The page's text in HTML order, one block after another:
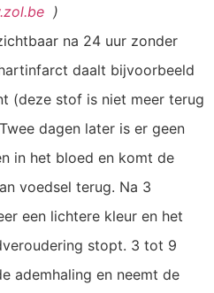
)
na 24 uur zonder
daalt bijvoorbeeld
(deze stof is niet meer terug
dagen later is er geen
in het bloed en komt de
voedsel terug. Na 3
een lichtere kleur en het
stopt. 3 tot 9
ademhaling en neemt de